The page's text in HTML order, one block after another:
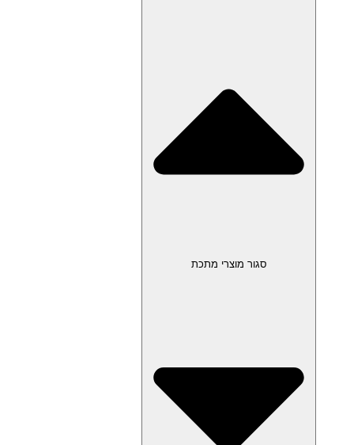
סגור מוצרי מתכת